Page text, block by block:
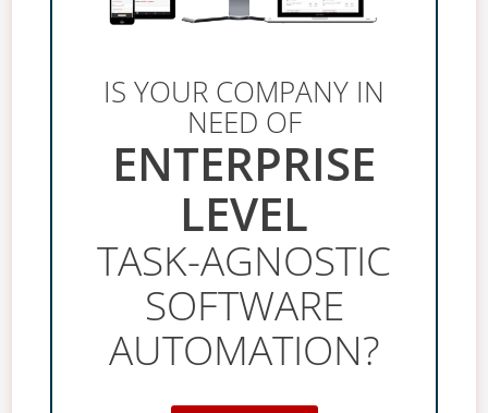
IS YOUR COMPANY IN
NEED OF
ENTERPRISE
LEVEL
TASK-AGNOSTIC
SOFTWARE
AUTOMATION?